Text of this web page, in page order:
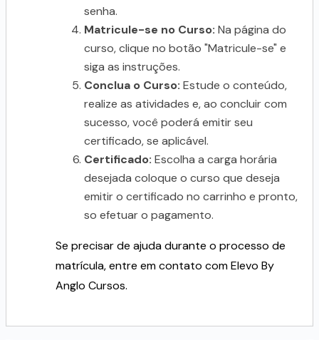
senha.
Matricule-se no Curso: Na página do
curso, clique no botão "Matricule-se" e
siga as instruções.
Conclua o Curso: Estude o conteúdo,
realize as atividades e, ao concluir com
sucesso, você poderá emitir seu
certificado, se aplicável.
Certificado: Escolha a carga horária
desejada coloque o curso que deseja
emitir o certificado no carrinho e pronto,
so efetuar o pagamento.
Se precisar de ajuda durante o processo de
matrícula, entre emcontato comElevo By
Anglo Cursos.